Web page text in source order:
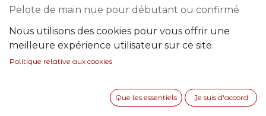
Pelote de main nue pour débutant ou confirmé
28,00€
En rupture de stock
en stock
Nous utilisons des cookies pour vous offrir une
meilleure expérience utilisateur sur ce site.
Politique relative aux cookies
Que les essentiels Je suis d'accord